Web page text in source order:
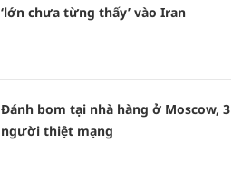
‘lớn chưa từng thấy’ vào Iran
Đánh bom tại nhà hàng ở Moscow, 3
người thiệt mạng